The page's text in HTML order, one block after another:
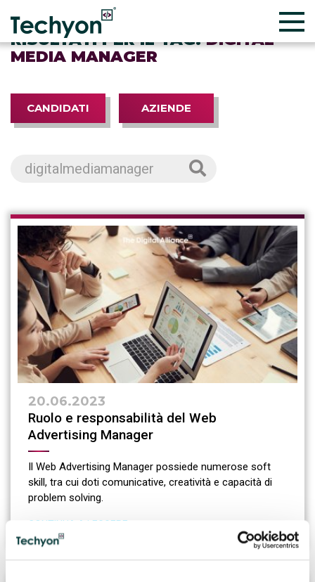
RISULTATI PER IL TAG:DIGITAL
MEDIA MANAGER
CANDIDATI AZIENDE
20.06.2023
Ruolo e responsabilità del Web
Advertising Manager
Il Web Advertising Manager possiede numerose soft
skill, tra cui doti comunicative, creatività e capacità di
problem solving.
CONTINUA A LEGGERE